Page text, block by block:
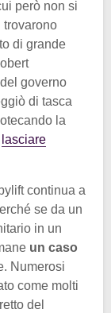
però non si
trovarono
di grande
governo
di tasca
la
lasciare
continua a
se da un
in un
un caso
Numerosi
come molti
del